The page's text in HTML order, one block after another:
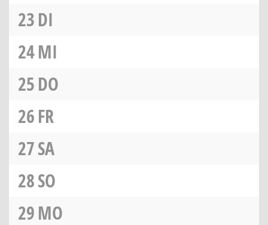
23DI
24MI
25DO
26FR
27SA
28SO
29MO